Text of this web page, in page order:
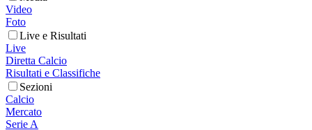
Video
Foto
Live e Risultati
Live
Diretta Calcio
Risultati e Classifiche
Sezioni
Calcio
Mercato
Serie A